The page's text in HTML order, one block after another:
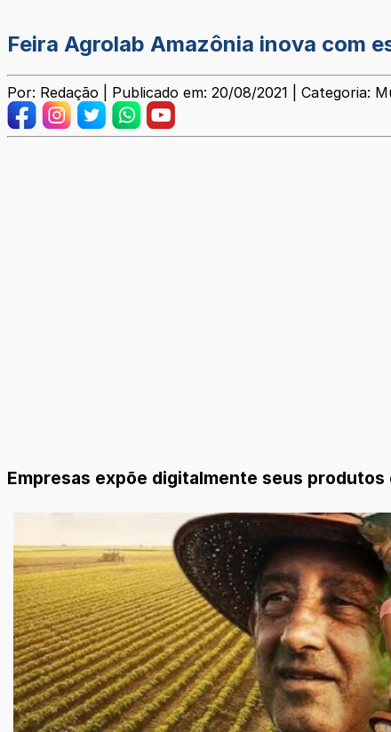
Feira Agrolab Amazônia inova com
Por: Redação | Publicado em: 20/08/2021 | Categoria:
Empresas expõe digitalmente seus